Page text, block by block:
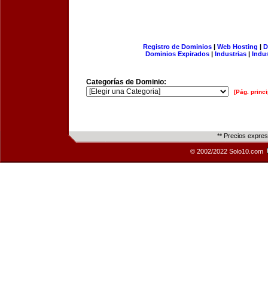
Registro de Dominios| Web Hosting |
Dominios Expirados | Industrias |
Categorías de Dominio:
[Pág.
** Precios
© 2002/2022 Solo10.com